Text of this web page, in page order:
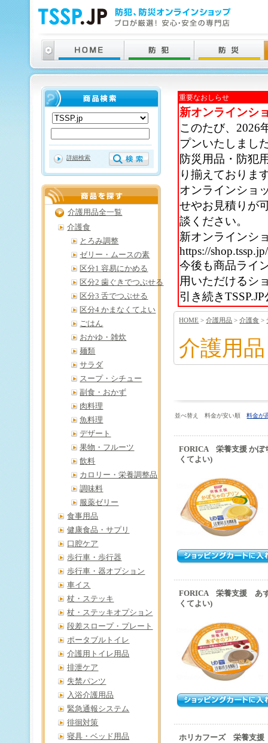
重要なおしらせ
新オンラインシ
このたび、2026
プンいたしまし
防災用品・防犯
り揃えておりま
オンラインショ
せやお見積りが
談ください。
新オンラインシ
https://shop.tssp.jp/
今後も商品ライ
用いただけるシ
引き続き
HOME >介護用品 >介護食 >
介護用品
並べ替え 料金が安い順料金が
FORICA 栄養支援 かぼ
くてよい)
FORICA 栄養支援 あず
くてよい)
ホリカフーズ 栄養支援
詳細検索
介護用品全一覧
介護食
とろみ調整
ゼリー・ムースの素
区分1 容易にかめる
区分2 歯ぐきでつぶせる
区分3 舌でつぶせる
区分4 かまなくてよい
ごはん
おかゆ・雑炊
麺類
サラダ
スープ・シチュー
副食・おかず
肉料理
魚料理
デザート
果物・フルーツ
飲料
カロリー・栄養調整品
調味料
服薬ゼリー
食事用品
健康食品・サプリ
口腔ケア
歩行車・歩行器
歩行車・器オプション
車イス
杖・ステッキ
杖・ステッキオプション
段差スロープ・プレート
ポータブルトイレ
介護用トイレ用品
排泄ケア
失禁パンツ
入浴介護用品
緊急通報システム
徘徊対策
寝具・ベッド用品